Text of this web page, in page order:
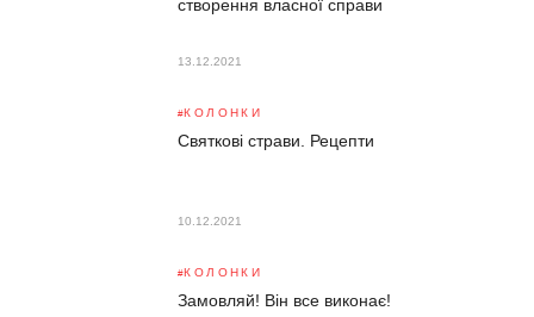
створення власної справи
13.12.2021
КОЛОНКИ
Святкові страви. Рецепти
10.12.2021
КОЛОНКИ
Замовляй! Він все виконає!